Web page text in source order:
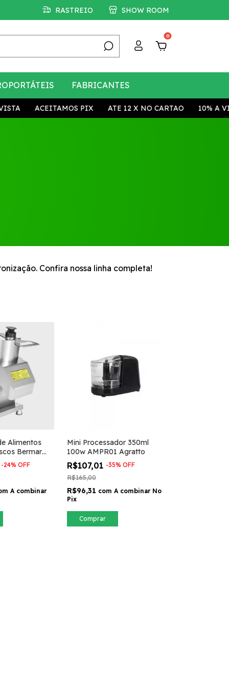
RASTREIO SHOW ROOM
0
FABRICANTES
ACEITAMOS PIX ATE 12 X NO CARTAO 10% A VISTA
Confira nossa linha completa!
Alimentos
Bermar
-24% OFF
A combinar
Mini Processador 350ml
100w AMPR01 Agratto
R$107,01 -35% OFF
R$165,00
R$96,31 com A combinar No
Pix
Comprar